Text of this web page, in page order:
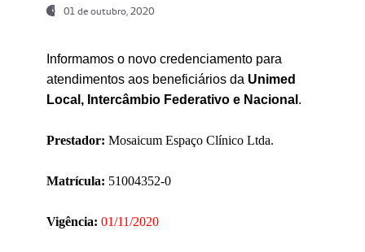
01 de outubro, 2020
Informamos o novo credenciamento para
atendimentos aos beneficiários da Unimed
Local, Intercâmbio Federativo e Nacional .
Prestador: Mosaicum Espaço Clínico Ltda.
Matrícula: 51004352-0
Vigência: 01/11/2020